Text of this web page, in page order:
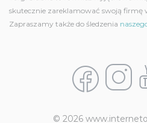
skutecznie zareklamować swoją firmę
Zapraszamy także do śledzenia
© 2026